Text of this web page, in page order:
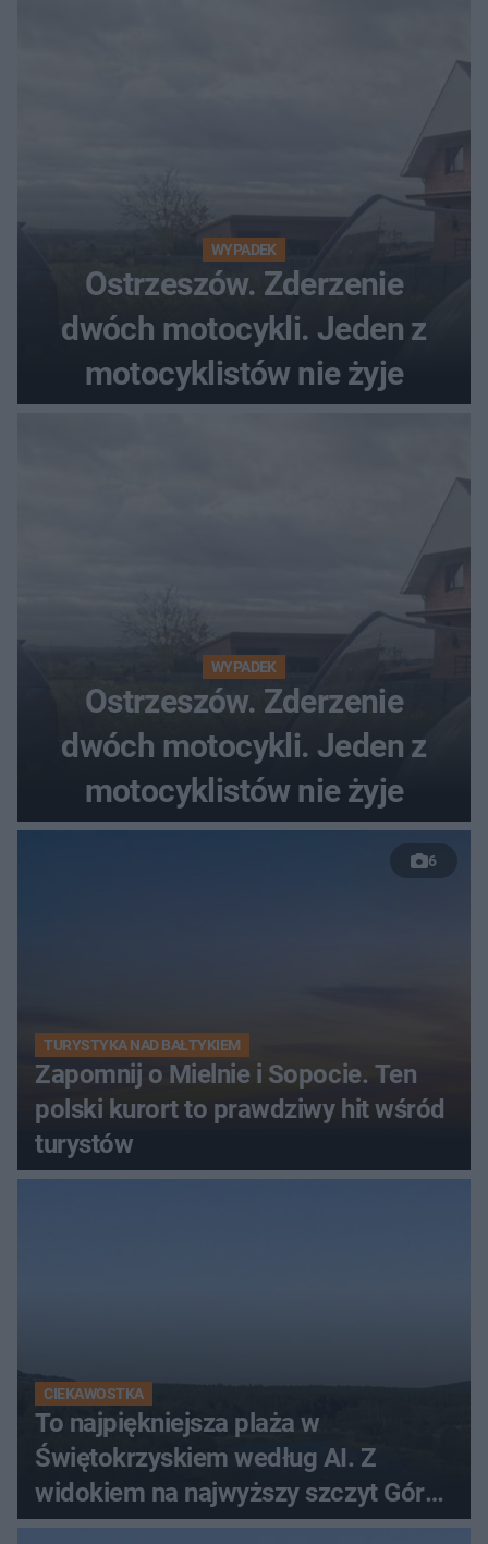
WYPADEK
Ostrzeszów. Zderzenie
dwóch motocykli. Jeden z
motocyklistów nie żyje
WYPADEK
Ostrzeszów. Zderzenie
dwóch motocykli. Jeden z
motocyklistów nie żyje
6
TURYSTYKA NAD BAŁTYKIEM
Zapomnij o Mielnie i Sopocie. Ten
polski kurort to prawdziwy hit wśród
turystów
CIEKAWOSTKA
To najpiękniejsza plaża w
Świętokrzyskiem według AI. Z
widokiem na najwyższy szczyt Gór
Świętokrzyskich